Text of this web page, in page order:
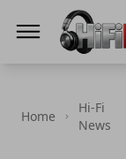
Home
Hi-Fi
News